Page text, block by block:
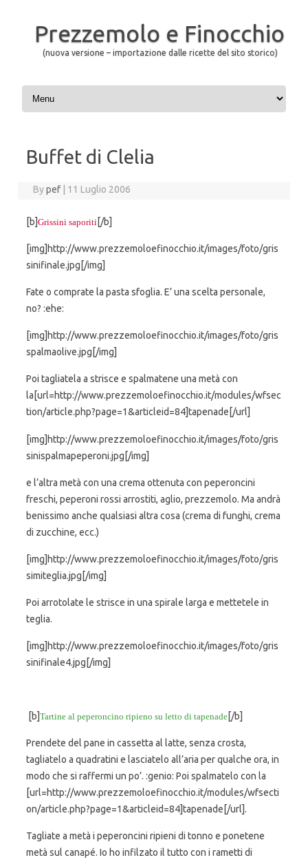
Prezzemolo e Finocchio
(nuova versione – importazione dalle ricette del sito storico)
Skip to content
Buffet di Clelia
Bypef 11 Luglio 2006
[b]Grissini saporiti [/b]
[img]http://www.prezzemoloefinocchio.it/images/foto/gris
sinifinale.jpg[/img]
Fate o comprate la pasta sfoglia. E’ una scelta personale,
no? :ehe:
[img]http://www.prezzemoloefinocchio.it/images/foto/gris
spalmaolive.jpg[/img]
Poi tagliatela a strisce e spalmatene una metà con
la[url=http://www.prezzemoloefinocchio.it/modules/wfsec
tion/article.php?page=1&articleid=84]tapenade[/url]
[img]http://www.prezzemoloefinocchio.it/images/foto/gris
sinispalmapeperoni.jpg[/img]
e l’altra metà con una crema ottenuta con peperoncini
freschi, peperoni rossi arrostiti, aglio, prezzemolo. Ma andrà
benissimo anche qualsiasi altra cosa (crema di funghi, crema
di zucchine, ecc.)
[img]http://www.prezzemoloefinocchio.it/images/foto/gris
simiteglia.jpg[/img]
Poi arrotolate le strisce in una spirale larga e mettetele in
teglia.
[img]http://www.prezzemoloefinocchio.it/images/foto/gris
sinifinale4.jpg[/img]
[b]Tartine al peperoncino ripieno su letto di tapenade [/b]
Prendete del pane in cassetta al latte, senza crosta,
tagliatelo a quadratini e lasciatelo all’aria per qualche ora, in
modo che si raffermi un po’. :genio: Poi spalmatelo con la
[url=http://www.prezzemoloefinocchio.it/modules/wfsecti
on/article.php?page=1&articleid=84]tapenade[/url].
Tagliate a metà i peperoncini ripieni di tonno e ponetene
metà sul canapé. Io ho infilzato il tutto con i rametti di